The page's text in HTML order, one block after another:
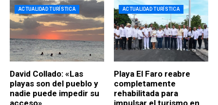
ACTUALIDAD TURÍSTICA
David Collado: «Las
playas son del pueblo y
nadie puede impedir su
ACTUALIDAD TURÍSTICA
Playa El Faro reabre
completamente
rehabilitada para